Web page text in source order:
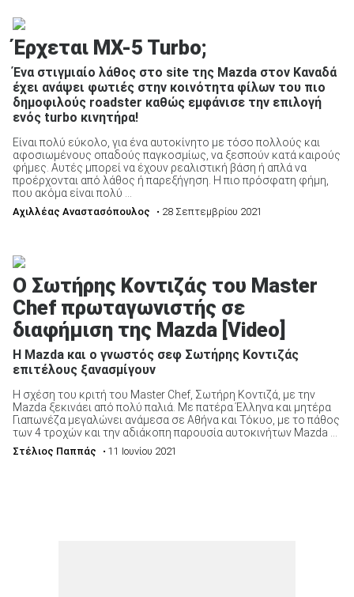
Έρχεται MX-5 Turbo;
Ένα στιγμιαίο λάθος στο site της Mazda στον Καναδά
έχει ανάψει φωτιές στην κοινότητα φίλων του πιο
δημοφιλούς roadster καθώς εμφάνισε την επιλογή
ενός turbo κινητήρα!
Είναι πολύ εύκολο, για ένα αυτοκίνητο με τόσο πολλούς και
αφοσιωμένους οπαδούς παγκοσμίως, να ξεσπούν κατά καιρούς
φήμες. Αυτές μπορεί να έχουν ρεαλιστική βάση ή απλά να
προέρχονται από λάθος ή παρεξήγηση. Η πιο πρόσφατη φήμη,
που ακόμα είναι πολύ ...
Αχιλλέας Αναστασόπουλος • 28 Σεπτεμβρίου 2021
O Σωτήρης Κοντιζάς του Master
Chef πρωταγωνιστής σε
διαφήμιση της Mazda [Video]
Η Mazda και ο γνωστός σεφ Σωτήρης Κοντιζάς
επιτέλους ξανασμίγουν
Η σχέση του κριτή του Master Chef, Σωτήρη Κοντιζά, με την
Mazda ξεκινάει από πολύ παλιά. Με πατέρα Έλληνα και μητέρα
Γιαπωνέζα μεγαλώνει ανάμεσα σε Αθήνα και Τόκυο, με το πάθος
των 4 τροχών και την αδιάκοπη παρουσία αυτοκινήτων Mazda ...
Στέλιος Παππάς • 11 Ιουνίου 2021